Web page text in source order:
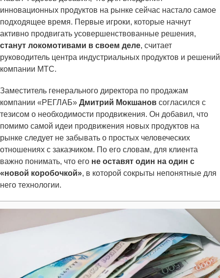
инновационных продуктов на рынке сейчас настало самое
подходящее время. Первые игроки, которые начнут
активно продвигать усовершенствованные решения,
станут локомотивами в своем деле, считает
руководитель центра индустриальных продуктов и решений
компании МТС.
Заместитель генерального директора по продажам
компании «РЕГЛАБ» Дмитрий Мокшанов согласился с
тезисом о необходимости продвижения. Он добавил, что
помимо самой идеи продвижения новых продуктов на
рынке следует не забывать о простых человеческих
отношениях с заказчиком. По его словам, для клиента
важно понимать, что его не оставят один на один с
«новой коробочкой», в которой сокрыты непонятные для
него технологии.